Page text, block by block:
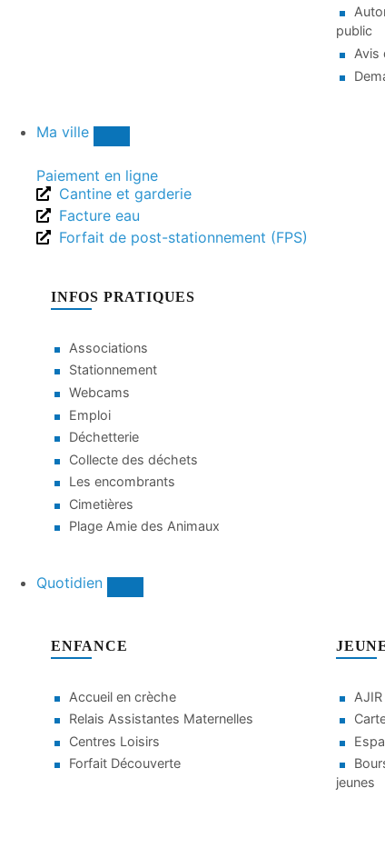
public
Avis
Ma ville
Paiement en ligne
Cantine et garderie
Facture eau
Forfait de post-stationnement (FPS)
INFOS PRATIQUES
Associations
Stationnement
Webcams
Emploi
Déchetterie
Collecte des déchets
Les encombrants
Cimetières
Plage Amie des Animaux
Quotidien
ENFANCE
Accueil en crèche
Relais Assistantes Maternelles
Centres Loisirs
Forfait Découverte
AJIR
jeunes